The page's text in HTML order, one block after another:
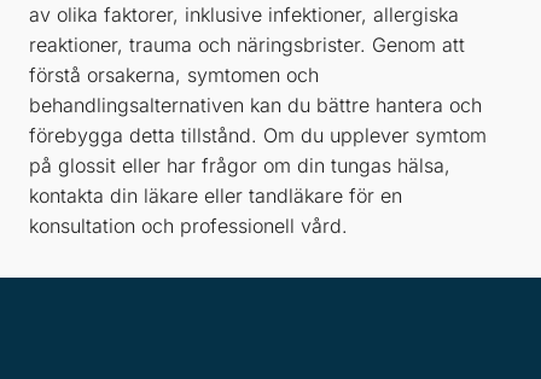
av olika faktorer, inklusive infektioner, allergiska
reaktioner, trauma och näringsbrister. Genom att
förstå orsakerna, symtomen och
behandlingsalternativen kan du bättre hantera och
förebygga detta tillstånd. Om du upplever symtom
på glossit eller har frågor om din tungas hälsa,
kontakta din läkare eller tandläkare för en
konsultation och professionell vård.